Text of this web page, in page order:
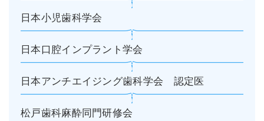
日本小児歯科学会
日本口腔インプラント学会
日本アンチエイジング歯科学会　認定医
松戸歯科麻酔同門研修会